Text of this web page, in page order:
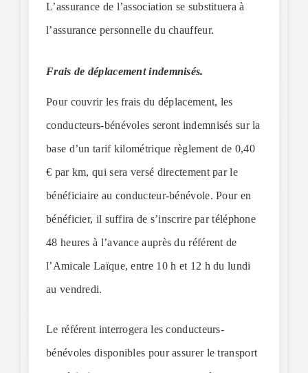
L’assurance de l’association se substituera à
l’assurance personnelle du chauffeur.
Frais de déplacement indemnisés.
Pour couvrir les frais du déplacement, les
conducteurs-bénévoles seront indemnisés sur la
base d’un tarif kilométrique règlement de 0,40
€ par km, qui sera versé directement par le
bénéficiaire au conducteur-bénévole. Pour en
bénéficier, il suffira de s’inscrire par téléphone
48 heures à l’avance auprès du référent de
l’Amicale Laïque, entre 10 h et 12 h du lundi
au vendredi.
Le référent interrogera les conducteurs-
bénévoles disponibles pour assurer le transport